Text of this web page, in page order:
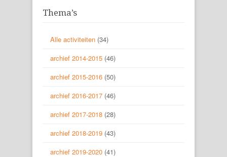
Thema’s
Alle activiteiten (34)
archief 2014-2015 (46)
archief 2015-2016 (50)
archief 2016-2017 (46)
archief 2017-2018 (28)
archief 2018-2019 (43)
archief 2019-2020 (41)